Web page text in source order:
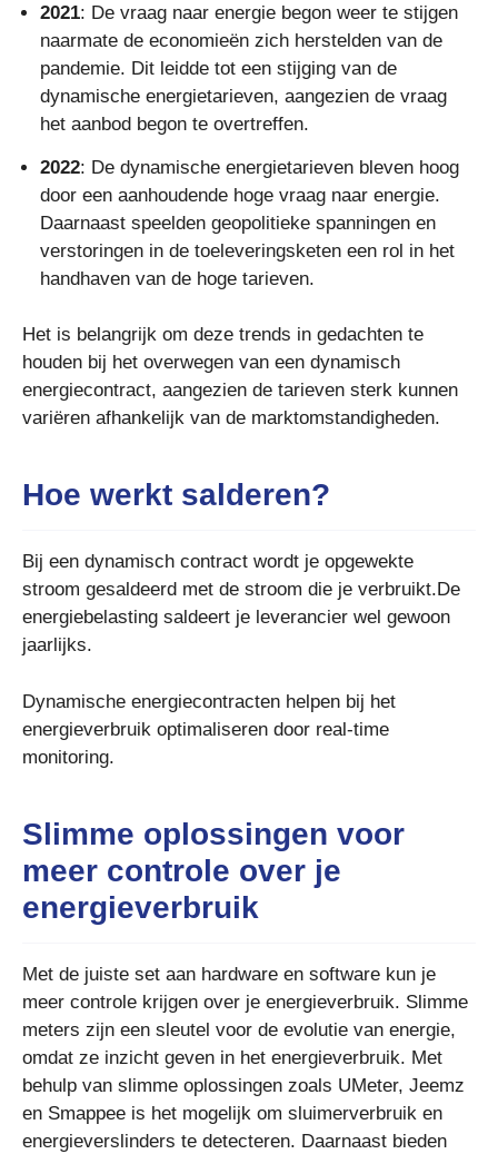
2021: De vraag naar energie begon weer te stijgen
naarmate de economieën zich herstelden van de
pandemie. Dit leidde tot een stijging van de
dynamische energietarieven, aangezien de vraag
het aanbod begon te overtreffen.
2022: De dynamische energietarieven bleven hoog
door een aanhoudende hoge vraag naar energie.
Daarnaast speelden geopolitieke spanningen en
verstoringen in de toeleveringsketen een rol in het
handhaven van de hoge tarieven.
Het is belangrijk om deze trends in gedachten te
houden bij het overwegen van een dynamisch
energiecontract, aangezien de tarieven sterk kunnen
variëren afhankelijk van de marktomstandigheden.
Hoe werkt salderen?
Bij een dynamisch contract wordt je opgewekte
stroom gesaldeerd met de stroom die je verbruikt.De
energiebelasting saldeert je leverancier wel gewoon
jaarlijks.
Dynamische energiecontracten helpen bij het
energieverbruik optimaliseren door real-time
monitoring.
Slimme oplossingen voor
meer controle over je
energieverbruik
Met de juiste set aan hardware en software kun je
meer controle krijgen over je energieverbruik. Slimme
meters zijn een sleutel voor de evolutie van energie,
omdat ze inzicht geven in het energieverbruik. Met
behulp van slimme oplossingen zoals UMeter, Jeemz
en Smappee is het mogelijk om sluimerverbruik en
energieverslinders te detecteren. Daarnaast bieden